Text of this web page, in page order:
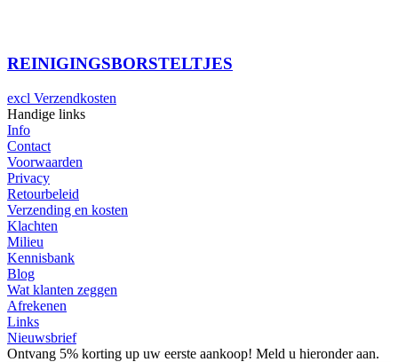
REINIGINGSBORSTELTJES
excl Verzendkosten
Handige links
Info
Contact
Voorwaarden
Privacy
Retourbeleid
Verzending en kosten
Klachten
Milieu
Kennisbank
Blog
Wat klanten zeggen
Afrekenen
Links
Nieuwsbrief
Ontvang 5% korting up uw eerste aankoop! Meld u hieronder aan.